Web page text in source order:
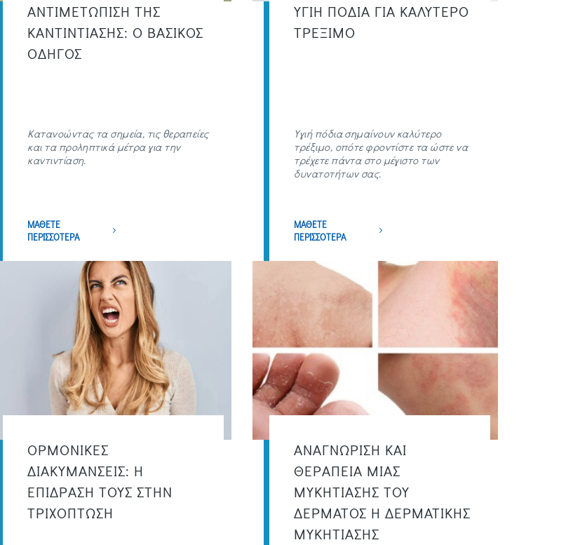
ΑΝΤΙΜΕΤΩΠΙΣΗ ΤΗΣ
ΚΑΝΤΙΝΤΙΑΣΗΣ: Ο ΒΑΣΙΚΟΣ
ΟΔΗΓΟΣ
Κατανοώντας τα σημεία, τις θεραπείες
και τα προληπτικά μέτρα για την
καντιντίαση.
ΜΑΘΕΤΕ
ΠΕΡΙΣΣΟΤΕΡΑ
ΥΓΙΗ ΠΟΔΙΑ ΓΙΑ ΚΑΛΥΤΕΡΟ
ΤΡΕΞΙΜΟ
Υγιή πόδια σημαίνουν καλύτερο
τρέξιμο, οπότε φροντίστε τα ώστε να
τρέχετε πάντα στο μέγιστο των
δυνατοτήτων σας.
ΜΑΘΕΤΕ
ΠΕΡΙΣΣΟΤΕΡΑ
ΟΡΜΟΝΙΚΕΣ
ΔΙΑΚΥΜΑΝΣΕΙΣ: Η
ΕΠΙΔΡΑΣΗ ΤΟΥΣ ΣΤΗΝ
ΤΡΙΧΟΠΤΩΣΗ
ΑΝΑΓΝΩΡΙΣΗ ΚΑΙ
ΘΕΡΑΠΕΙΑ ΜΙΑΣ
ΜΥΚΗΤΙΑΣΗΣ ΤΟΥ
ΔΕΡΜΑΤΟΣ Η ΔΕΡΜΑΤΙΚΗΣ
ΜΥΚΗΤΙΑΣΗΣ